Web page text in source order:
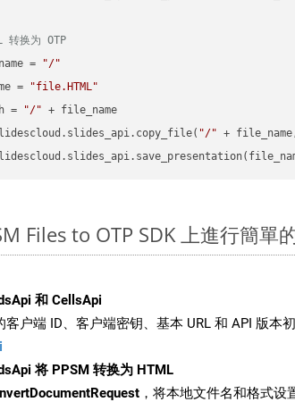
转换为 OTP
=
"/"
=
"file.HTML"
=
"/" + file_name
"/" +
Files to OTP SDK 上進行簡單
和 CellsApi
客户端 ID、客户端密钥、基本 URL 和 API 版本
将 PPSM 转换为 HTML
，将本地文件名和格式设